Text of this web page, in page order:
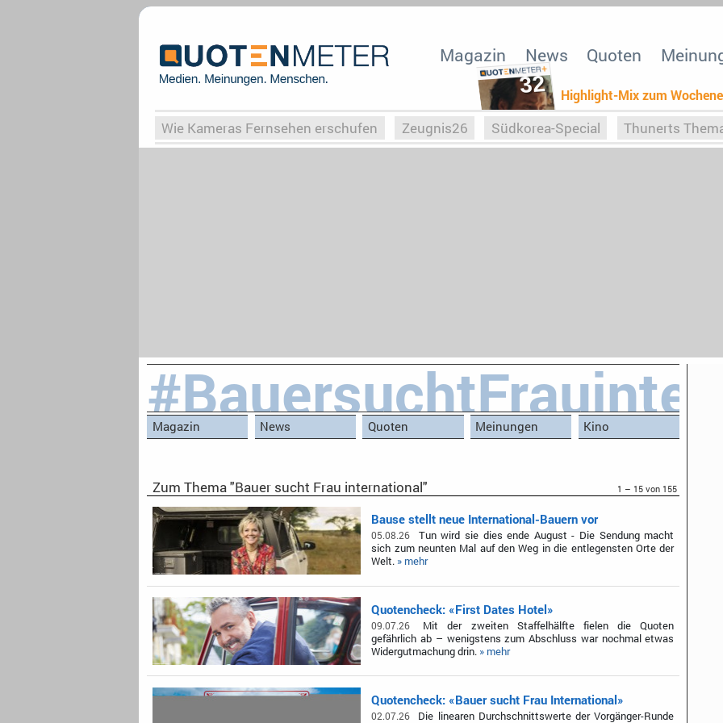
32 Highlight-Mix zum
Magazin News Quoten
Wie Kameras Fernsehen erschufen Zeugnis26 Südkorea-Special Thunerts
Magazin News Quoten Meinungen Kino
Zum Thema "Bauer sucht Frau international" 1 – 15 von 155
Bause stellt neue International-Bauern vor
05.08.26
Tun wird sie dies ende August - Die Sendung macht
sich zum neunten Mal auf den Weg in die entlegensten Orte der
Welt. » mehr
Quotencheck: «First Dates Hotel»
09.07.26
Mit der zweiten Staffelhälfte fielen die Quoten
gefährlich ab – wenigstens zum Abschluss war nochmal etwas
Widergutmachung drin. » mehr
Quotencheck: «Bauer sucht Frau International»
02.07.26
Die linearen Durchschnittswerte der Vorgänger-Runde